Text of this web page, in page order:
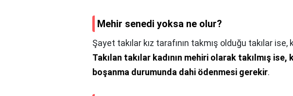
Mehir senedi yoksa ne olur?
Şayet takılar kız tarafının takmış olduğu takılar
Takılan takılar kadının mehiri olarak takılmış
boşanma durumunda dahi ödenmesi gerekir.